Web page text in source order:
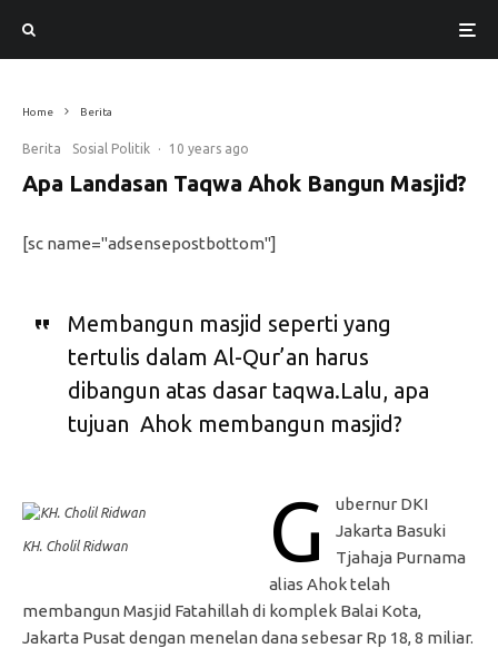
Home Berita
Berita Sosial Politik · 10 years ago
Apa Landasan Taqwa Ahok Bangun Masjid?
[sc name="adsensepostbottom"]
Membangun masjid seperti yang
tertulis dalam Al-Qur’an harus
dibangun atas dasar taqwa.Lalu, apa
tujuan Ahok membangun masjid?
KH. Cholil Ridwan G
ubernur DKI
Jakarta Basuki
Tjahaja Purnama
alias Ahok telah
membangun Masjid Fatahillah di komplek Balai Kota,
Jakarta Pusat dengan menelan dana sebesar Rp 18, 8 miliar.